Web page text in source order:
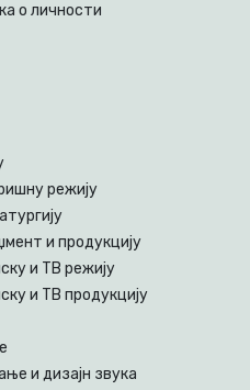
о личности
режију
и продукцију
и ТВ режију
и ТВ продукцију
и дизајн звука